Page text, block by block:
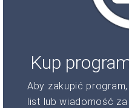
Kup
Aby zakupić
list lub wiadomość